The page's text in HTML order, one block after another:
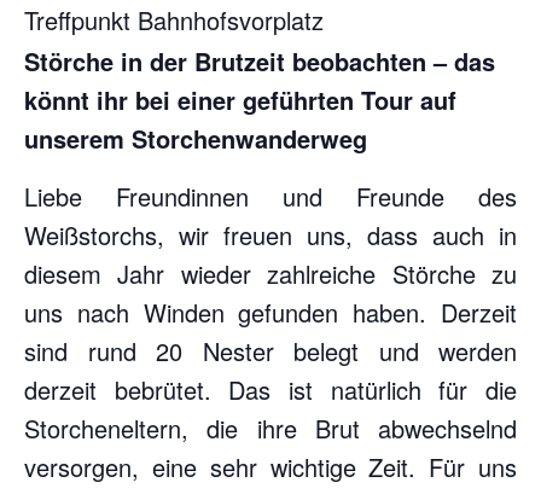
Treffpunkt Bahnhofsvorplatz
Störche in der Brutzeit beobachten – das
könnt ihr bei einer geführten Tour auf
unserem Storchenwanderweg
Liebe Freundinnen und Freunde des
Weißstorchs, wir freuen uns, dass auch in
diesem Jahr wieder zahlreiche Störche zu
uns nach Winden gefunden haben. Derzeit
sind rund 20 Nester belegt und werden
derzeit bebrütet. Das ist natürlich für die
Storcheneltern, die ihre Brut abwechselnd
versorgen, eine sehr wichtige Zeit. Für uns